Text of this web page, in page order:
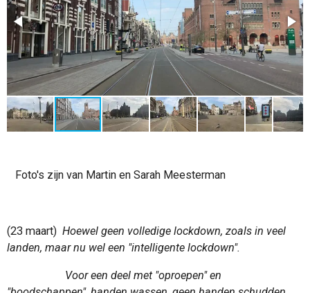
Foto's zijn van Martin en Sarah Meesterman
(23 maart) Hoewel geen volledige lockdown, zoals in veel
landen, maar nu wel een "intelligente lockdown".
Voor een deel met "oproepen" en